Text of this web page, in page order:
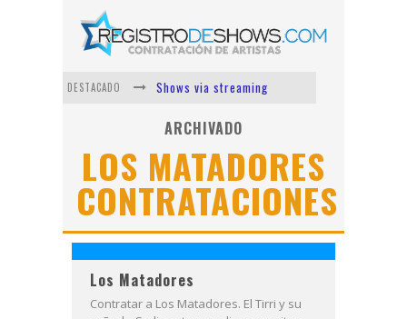
DESTACADO
Shows via streaming
Lit Killah
Nicki Nicole
Duki
Vi Em
ARCHIVADO
LOS MATADORES
CONTRATACIONES
Los Matadores
Contratar a Los Matadores. El Tirri y su